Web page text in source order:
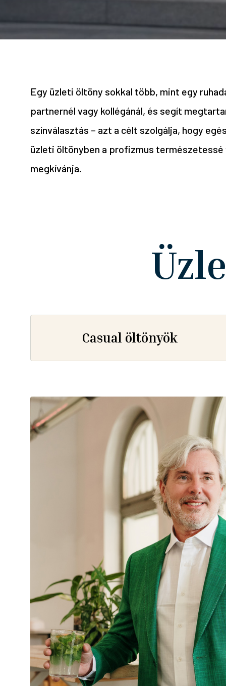
Egy üzleti öltöny sokkal több, mint egy
partnernél vagy kollégánál, és segít
színválasztás – azt a célt szolgálja, hogy
üzleti öltönyben a profizmus természetessé
megkívánja.
Casual öltönyök